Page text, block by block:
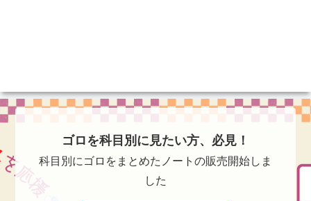
ゴロを科目別に見たい方、必見！
科目別にゴロをまとめたノートの販売開始しま
した